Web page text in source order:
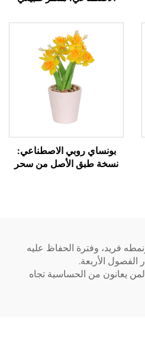
بونساي روبي الاصطناعي:
نسخة طبق الأصل من سحر
فريد، وفترة الحفاظ عليه
الفصول الأربعة.
يعانون من الحساسية تجاه